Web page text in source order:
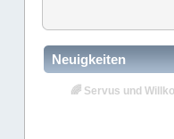
Neuigkeiten
🌈 Servus und